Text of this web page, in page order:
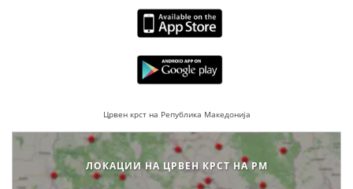
Црвен крст на Република Македонија
ЛОКАЦИИ НА ЦРВЕН КРСТ НА РМ